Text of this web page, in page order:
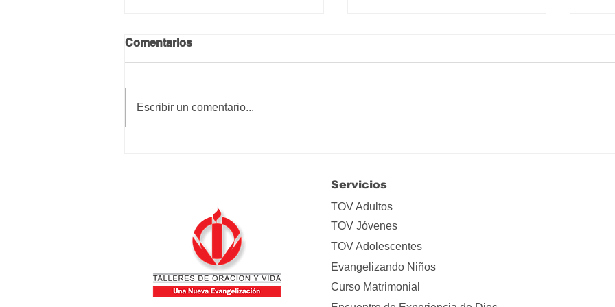
Comentarios
Escribir un comentario...
Servicios
TOV Adultos
TOV Jóvenes
TOV Adolescentes
Evangelizando Niños
Curso Matrimonial